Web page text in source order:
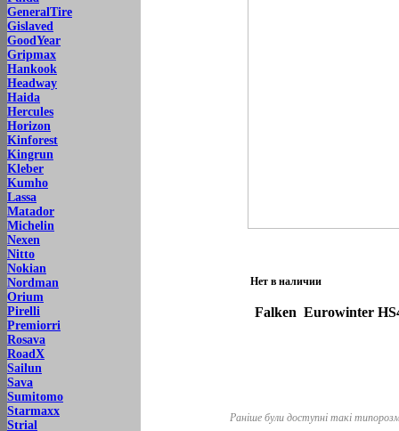
GeneralTire
Gislaved
GoodYear
Gripmax
Hankook
Headway
Haida
Hercules
Horizon
Kinforest
Kingrun
Kleber
Kumho
Lassa
Matador
Michelin
Nexen
Nitto
Nokian
Nordman
Orium
Pirelli
Premiorri
Rosava
RoadX
Sailun
Sava
Sumitomo
Starmaxx
Strial
Нет в наличии
Falken Eurowinter
Раніше були доступні такі